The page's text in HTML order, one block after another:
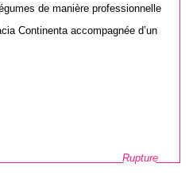
de manière professionnelle
Continenta accompagnée d’un
Rupture